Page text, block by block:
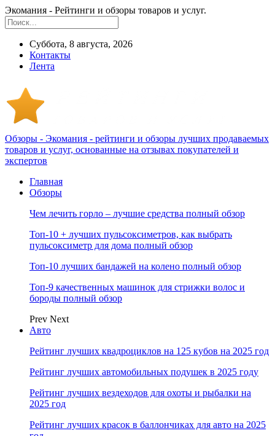
Экомания - Рейтинги и обзоры товаров и услуг.
Суббота, 8 августа, 2026
Контакты
Лента
Обзоры - Экомания - рейтинги и обзоры лучших продаваемых
товаров и услуг, основанные на отзывах покупателей и
экспертов
Главная
Обзоры
Чем лечить горло – лучшие средства полный обзор
Топ-10 + лучших пульсоксиметров, как выбрать
пульсоксиметр для дома полный обзор
Топ-10 лучших бандажей на колено полный обзор
Топ-9 качественных машинок для стрижки волос и
бороды полный обзор
Prev Next
Авто
Рейтинг лучших квадроциклов на 125 кубов на 2025 год
Рейтинг лучших автомобильных подушек в 2025 году
Рейтинг лучших вездеходов для охоты и рыбалки на
2025 год
Рейтинг лучших красок в баллончиках для авто на 2025